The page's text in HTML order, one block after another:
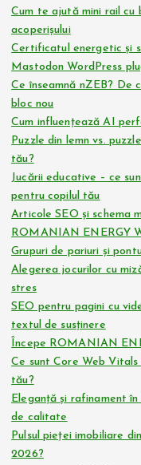
Cum te ajută mini rail
acoperișului
Certificatul energetic și
Mastodon WordPress
Ce înseamnă nZEB?
bloc nou
Cum influențează AI
Puzzle din lemn vs.
tău?
Jucării educative – ce
pentru copilul tău
Articole SEO și schema
ROMANIAN ENERGY
Grupuri de pariuri și
Alegerea jocurilor cu
stres
SEO pentru pagini cu
textul de susținere
Începe ROMANIAN
Ce sunt Core Web
tău?
Eleganță și rafinament
de calitate
Pulsul pieței imobiliare
2026?